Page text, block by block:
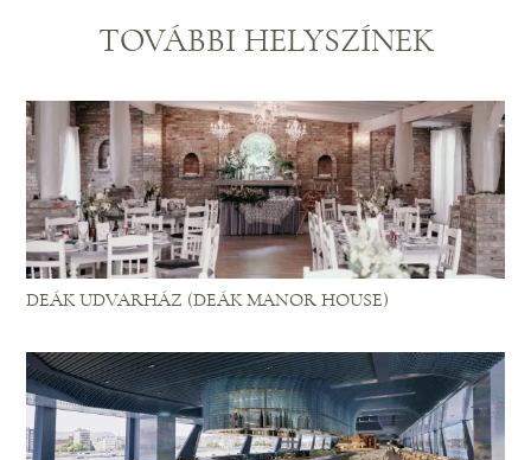
TOVÁBBI HELYSZÍNEK
DEÁK UDVARHÁZ (DEÁK MANOR HOUSE)